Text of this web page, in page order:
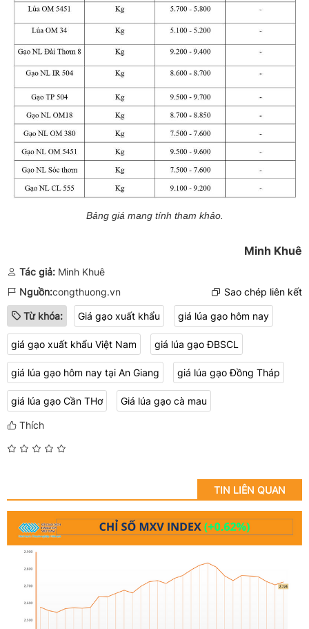
Bảng giá mang tính tham khảo.
Minh Khuê
Tác giả: Minh Khuê
Nguồn:congthuong.vn Sao chép liên kết
Từ khóa: Giá gạo xuất khẩu giá lúa gạo hôm nay
giá gạo xuất khẩu Việt Nam giá lúa gạo ĐBSCL
giá lúa gạo hôm nay tại An Giang giá lúa gạo Đồng Tháp
giá lúa gạo Cần THơ Giá lúa gạo cà mau
Thích
TIN LIÊN QUAN